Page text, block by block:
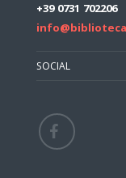
+39 0731 702206
SOCIAL